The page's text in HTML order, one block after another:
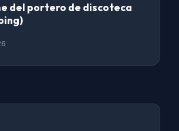
del portero de discoteca